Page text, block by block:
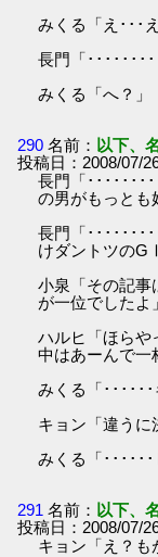
みくる「え･･･
長門「････････
みくる「へ？」
290 名前： 以下、
投稿日：2008/07/
長門「･･･････
の男がもっとも
長門「･･･････
けダントツの
小泉「その記事
が一位でしたよ」
ハルヒ「ほらや
中はあーんで一
みくる「･････
キョン「違うに
みくる「･････
291 名前： 以下、
投稿日：2008/07/
キョン「え？も